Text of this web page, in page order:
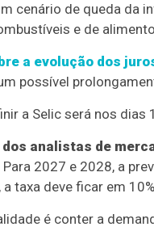
cenário de queda da
e de
a evolução dos
possível
a Selic será nos dias
analistas de
Para 2027 e 2028, a
taxa deve ficar em
é conter a